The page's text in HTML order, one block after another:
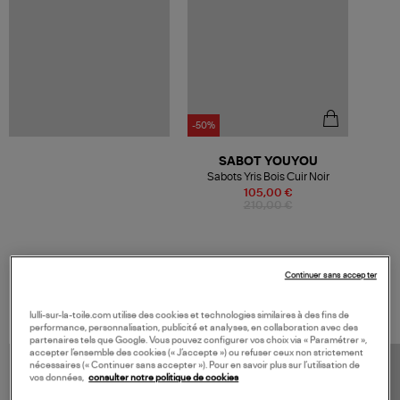
-50%
105,00 €
SABOT YOUYOU
Sabots Yris Bois Cuir Noir
lulli-sur-la-toile.com utilise des cookies et technologies similaires à des fins de
performance, personnalisation, publicité et analyses, en collaboration avec des
partenaires tels que Google. Vous pouvez configurer vos choix via « Paramétrer »,
accepter l’ensemble des cookies (« J’accepte ») ou refuser ceux non strictement
nécessaires (« Continuer sans accepter »). Pour en savoir plus sur l’utilisation de
vos données, consulter notre politique de cookies
Continuer sans accepter